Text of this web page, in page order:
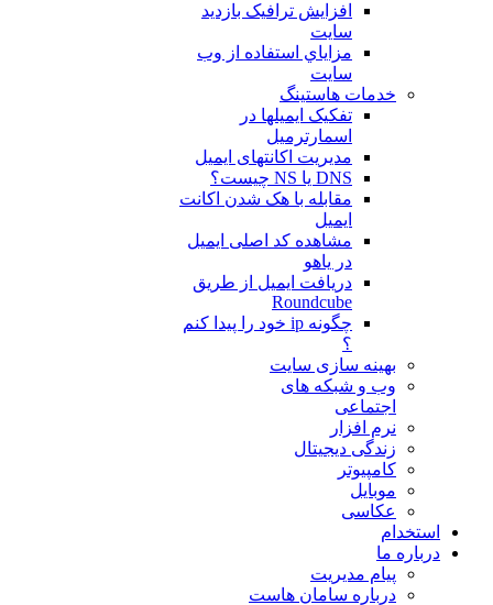
افزایش ترافیک بازدید
سایت
مزاياي استفاده از وب
سايت
خدمات هاستینگ
تفکیک ایمیلها در
اسمارترمیل
مدیریت اکانتهای ایمیل
DNS یا NS چیست؟
مقابله با هک شدن اکانت
ایمیل
مشاهده کد اصلی ایمیل
در یاهو
دریافت ایمیل از طریق
Roundcube
چگونه ip خود را پیدا کنم
؟
بهینه سازی سایت
وب و شبکه های
اجتماعی
نرم افزار
زندگی دیجیتال
کامپیوتر
موبایل
عکاسی
استخدام
درباره ما
پیام مدیریت
درباره سامان هاست